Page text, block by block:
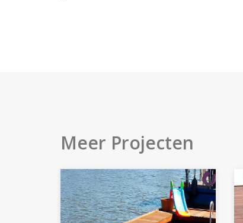
Meer Projecten